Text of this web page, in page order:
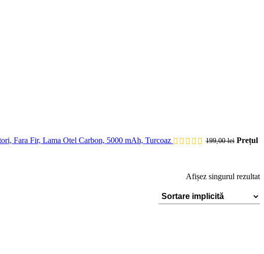
Fara Fir, Lama Otel Carbon, 5000 mAh, Turcoaz 199,00lei Prețul
Afișez singurul rezultat